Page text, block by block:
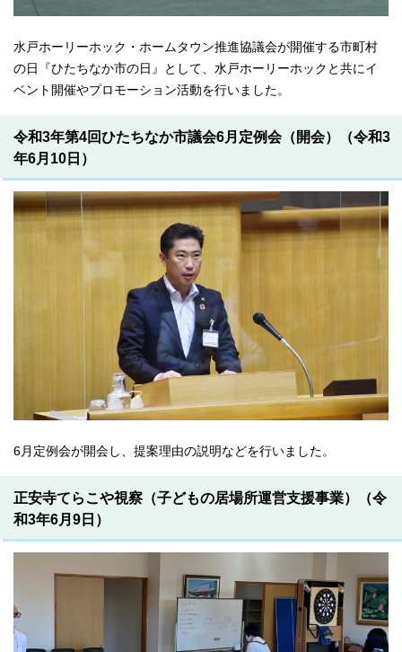
水戸ホーリーホック・ホームタウン推進協議会が開催する市町村
の日『ひたちなか市の日』として、水戸ホーリーホックと共にイ
ベント開催やプロモーション活動を行いました。
令和3年第4回ひたちなか市議会6月定例会（開会）（令和3
年6月10日）
6月定例会が開会し、提案理由の説明などを行いました。
正安寺てらこや視察（子どもの居場所運営支援事業）（令
和3年6月9日）